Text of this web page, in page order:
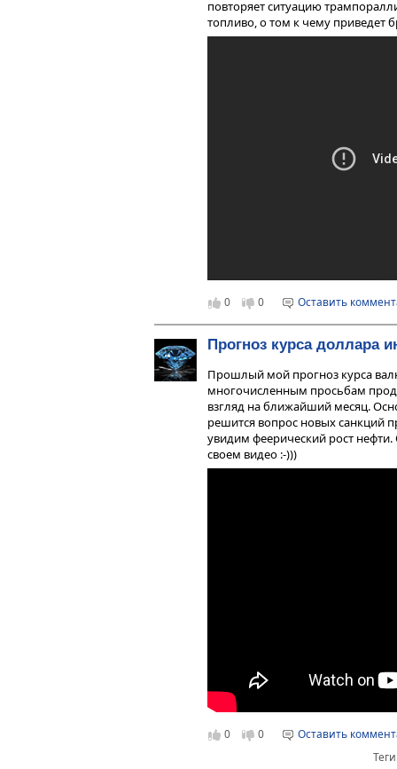
повторяет ситуацию
топливо, о том к чему приведет
0 0 Оставить
Прогноз курса доллара
Прошлый мой прогноз курса
многочисленным просьбам
взгляд на ближайший месяц.
решится вопрос новых санкций
увидим феерический рост
своем видео :-)))
0 0
Оставить